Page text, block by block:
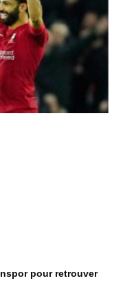
pour retrouver